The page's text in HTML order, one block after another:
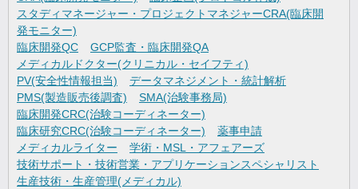
スタディマネージャー・プロジェクトマネジャーCRA(臨床開
発モニター)
臨床開発QC
GCP監査・臨床開発QA
メディカルドクター(クリニカル・セイフティ)
PV(安全性情報担当)
データマネジメント・統計解析
PMS(製造販売後調査)
SMA(治験事務局)
臨床開発CRC(治験コーディネーター)
臨床研究CRC(治験コーディネーター)
薬事申請
メディカルライター
学術・MSL・アフェアーズ
技術サポート・技術営業・アプリケーションスペシャリスト
生産技術・生産管理(メディカル)